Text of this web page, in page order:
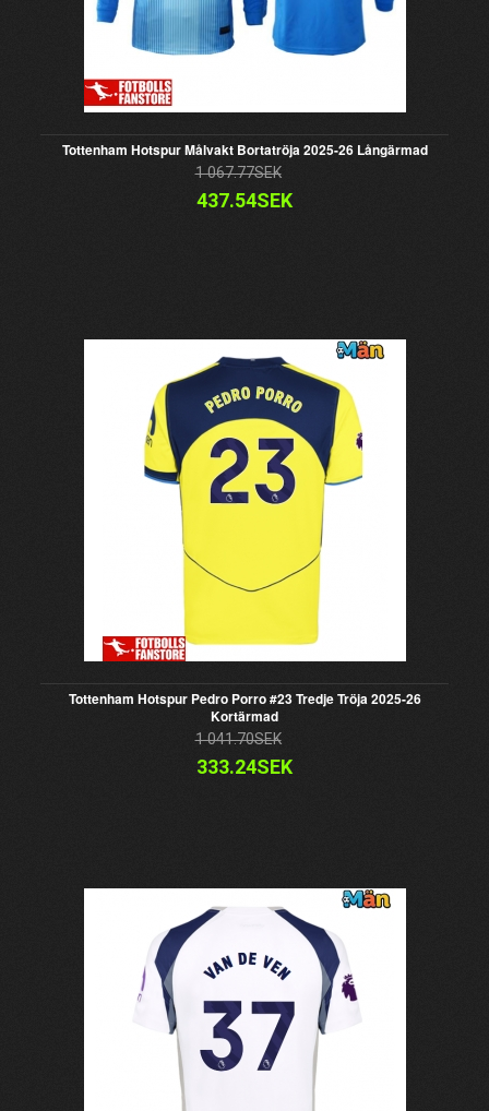
Tottenham Hotspur Målvakt Bortatröja 2025-26 Långärmad
1 067.77SEK
437.54SEK
Tottenham Hotspur Pedro Porro #23 Tredje Tröja 2025-26
Kortärmad
1 041.70SEK
333.24SEK